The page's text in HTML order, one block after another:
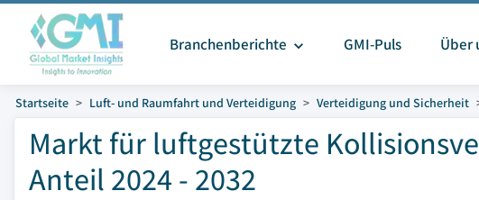
Branchenberichte GMI-Puls Über
Startseite Luft- und Raumfahrt und Verteidigung Verteidigung und Sicherheit
Markt für luftgestützte
Anteil 2024 - 2032